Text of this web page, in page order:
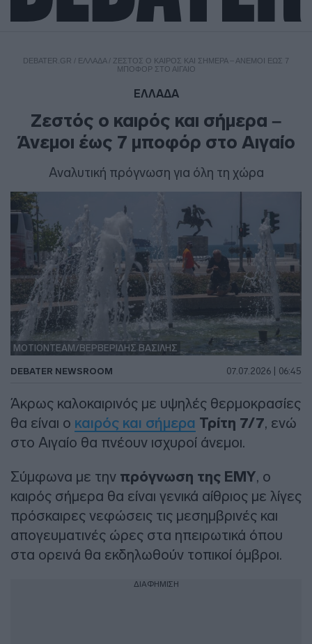
DEBATER.GR / ΕΛΛΑΔΑ/ ΖΕΣΤΌΣ Ο ΚΑΙΡΌΣ ΚΑΙ ΣΉΜΕΡΑ – ΆΝΕΜΟΙ ΈΩΣ 7
ΜΠΟΦΌΡ ΣΤΟ ΑΙΓΑΊΟ
ΕΛΛΑΔΑ
Ζεστός ο καιρός και σήμερα –
Άνεμοι έως 7 μποφόρ στο Αιγαίο
Αναλυτική πρόγνωση για όλη τη χώρα
ΜΟΤΙΟΝΤΕΑΜ/ΒΕΡΒΕΡΙΔΗΣ ΒΑΣΙΛΗΣ
DEBATER NEWSROOM 07.07.2026 | 06:45
Άκρως καλοκαιρινός με υψηλές θερμοκρασίες
θα είναι ο καιρός και σήμερα Τρίτη 7/7, ενώ
στο Αιγαίο θα πνέουν ισχυροί άνεμοι.
Σύμφωνα με την πρόγνωση της ΕΜΥ, ο
καιρός σήμερα θα είναι γενικά αίθριος με λίγες
πρόσκαιρες νεφώσεις τις μεσημβρινές και
απογευματινές ώρες στα ηπειρωτικά όπου
στα ορεινά θα εκδηλωθούν τοπικοί όμβροι.
ΔΙΑΦΗΜΙΣΗ